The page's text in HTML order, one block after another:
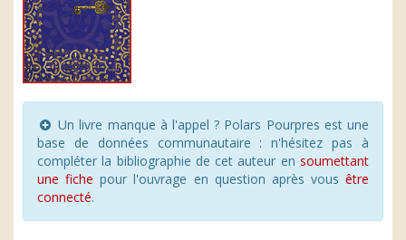
Un livre manque à l'appel ? Polars Pourpres est une
base de données communautaire : n'hésitez pas à
compléter la bibliographie de cet auteur en soumettant
une fiche pour l'ouvrage en question après vous être
connecté.